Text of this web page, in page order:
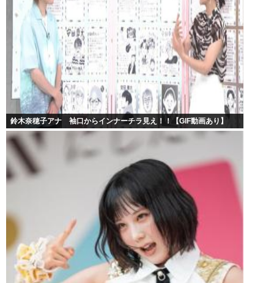
鈴木奈穂子アナ 袖口からインナーチラ見え！！【GIF動画あり】